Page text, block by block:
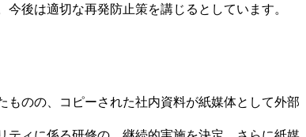
後は適切な再発防止策を講じるとしています。
ものの、コピーされた社内資料が紙媒体として外部